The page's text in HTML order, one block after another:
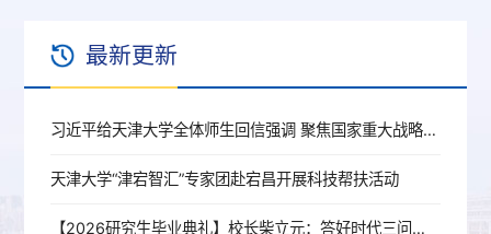
最新更新
习近平给天津大学全体师生回信强调 聚焦国家重大战略需求提高人才培养质量 更好服务经济社会发展
天津大学“津宕智汇”专家团赴宕昌开展科技帮扶活动
【2026研究生毕业典礼】校长柴立元：答好时代三问，奔赴强国新程